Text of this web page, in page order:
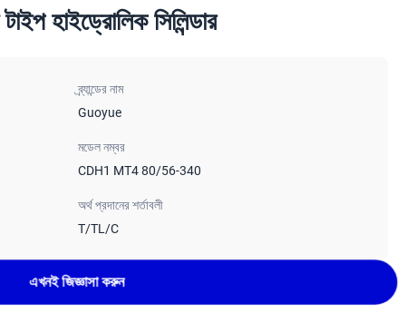
হাইড্রোলিক সিলিন্ডার
ব্র্যান্ডের নাম
Guoyue
মডেল নম্বর
CDH1 MT4 80/56-340
অর্থ প্রদানের শর্তাবলী
T/TL/C
এখনই জিজ্ঞাসা করুন